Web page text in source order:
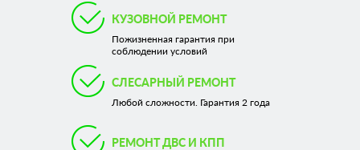
КУЗОВНОЙ РЕМОНТ
Пожизненная гарантия при
соблюдении условий
СЛЕСАРНЫЙ РЕМОНТ
Любой сложности. Гарантия 2 года
РЕМОНТ ДВС И КПП